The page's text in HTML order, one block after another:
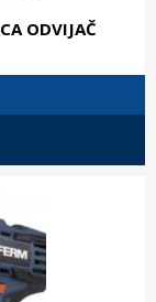
ODVIJAČ